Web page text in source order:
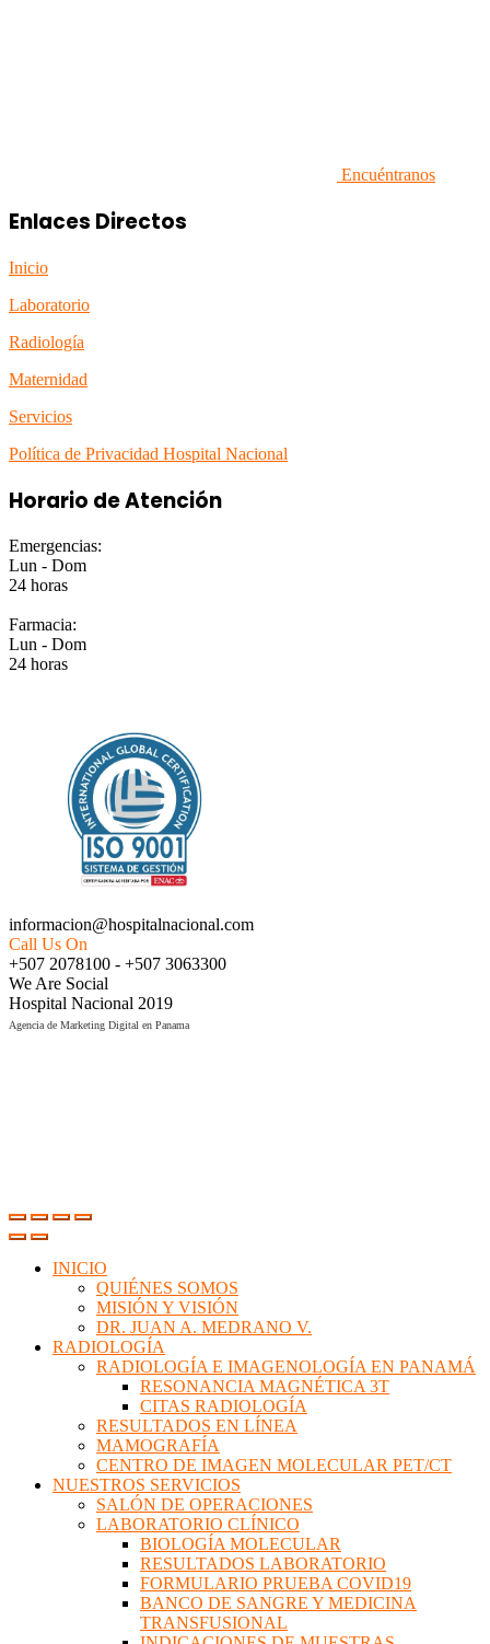
Encuéntranos
Enlaces Directos
Inicio
Laboratorio
Radiología
Maternidad
Servicios
Política de Privacidad Hospital Nacional
Horario de Atención
Emergencias:
Lun - Dom
24 horas
Farmacia:
Lun - Dom
24 horas
informacion@hospitalnacional.com
Call Us On
+507 2078100 - +507 3063300
We Are Social
Hospital Nacional 2019
Agencia de Marketing Digital en Panama
INICIO
QUIÉNES SOMOS
MISIÓN Y VISIÓN
DR. JUAN A. MEDRANO V.
RADIOLOGÍA
RADIOLOGÍA E IMAGENOLOGÍA EN PANAMÁ
RESONANCIA MAGNÉTICA 3T
CITAS RADIOLOGÍA
RESULTADOS EN LÍNEA
MAMOGRAFÍA
CENTRO DE IMAGEN MOLECULAR PET/CT
NUESTROS SERVICIOS
SALÓN DE OPERACIONES
LABORATORIO CLÍNICO
BIOLOGÍA MOLECULAR
RESULTADOS LABORATORIO
FORMULARIO PRUEBA COVID19
BANCO DE SANGRE Y MEDICINA
TRANSFUSIONAL